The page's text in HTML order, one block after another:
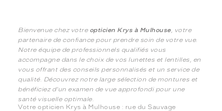
Bienvenue chez votre opticien Krys à Mulhouse, votre
partenaire de confiance pour prendre soin de votre vue.
Notre équipe de professionnels qualifiés vous
accompagne dans le choix de vos lunettes et lentilles, en
vous offrant des conseils personnalisés et un service de
qualité. Découvrez notre large sélection de montures et
bénéficiez d'un examen de vue approfondi pour une
santé visuelle optimale.
Votre opticien Krys à Mulhouse : rue du Sauvage